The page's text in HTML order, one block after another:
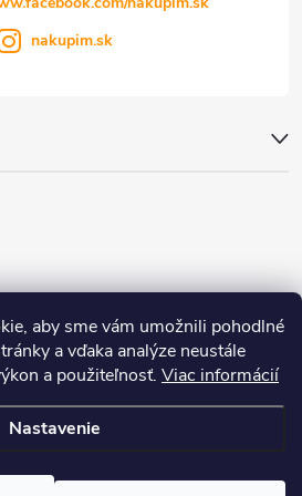
aby sme vám umožnili pohodlné
a vďaka analýze neustále
a použiteľnosť. Viac informácií
Nastavenie
nakupim.sk
cookies